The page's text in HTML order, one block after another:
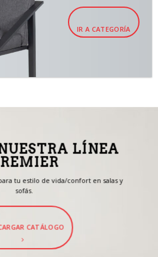
IR A CATEGORÍA
LÍNEA
tu estilo de vida/confort en salas y
sofás.
CATÁLOGO